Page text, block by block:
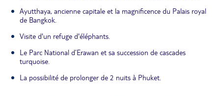
Ayutthaya, ancienne capitale et la magnificence du Palais royal
de Bangkok.
Visite d'un refuge d'éléphants.
Le Parc National d’Erawan et sa succession de cascades
turquoise.
La possibilité de prolonger de 2 nuits à Phuket.